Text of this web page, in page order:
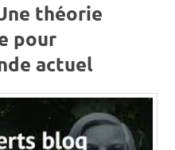
théorie
pour
actuel